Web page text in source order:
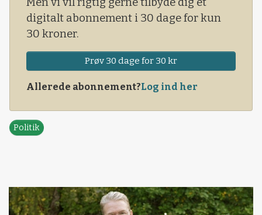
digitalt abonnement i 30 dage for kun
30 kroner.
Prøv 30 dage for 30 kr
Allerede abonnement?Log ind her
Politik